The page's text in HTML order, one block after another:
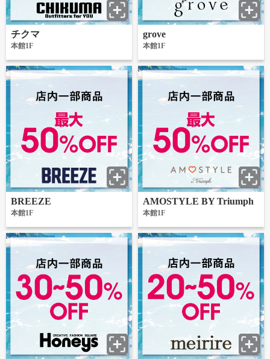
チクマ
本館1F
grove
本館1F
BREEZE
本館1F
AMOSTYLE BY Triumph
本館1F